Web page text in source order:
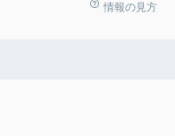
情報の見方